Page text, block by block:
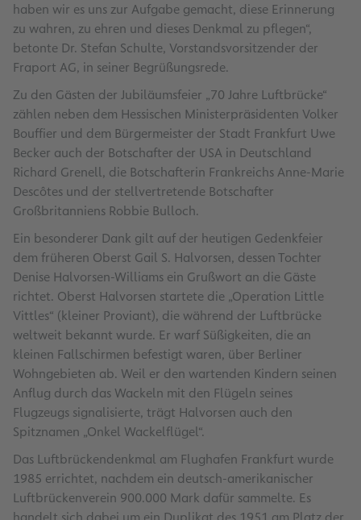
haben wir es uns zur Aufgabe gemacht, diese Erinnerung
zu wahren, zu ehren und dieses Denkmal zu pflegen“,
betonte Dr. Stefan Schulte, Vorstandsvorsitzender der
Fraport AG, in seiner Begrüßungsrede.
Zu den Gästen der Jubiläumsfeier „70 Jahre Luftbrücke“
zählen neben dem Hessischen Ministerpräsidenten Volker
Bouffier und dem Bürgermeister der Stadt Frankfurt Uwe
Becker auch der Botschafter der USA in Deutschland
Richard Grenell, die Botschafterin Frankreichs Anne-Marie
Descôtes und der stellvertretende Botschafter
Großbritanniens Robbie Bulloch.
Ein besonderer Dank gilt auf der heutigen Gedenkfeier
dem früheren Oberst Gail S. Halvorsen, dessen Tochter
Denise Halvorsen-Williams ein Grußwort an die Gäste
richtet. Oberst Halvorsen startete die „Operation Little
Vittles“ (kleiner Proviant), die während der Luftbrücke
weltweit bekannt wurde. Er warf Süßigkeiten, die an
kleinen Fallschirmen befestigt waren, über Berliner
Wohngebieten ab. Weil er den wartenden Kindern seinen
Anflug durch das Wackeln mit den Flügeln seines
Flugzeugs signalisierte, trägt Halvorsen auch den
Spitznamen „Onkel Wackelflügel“.
Das Luftbrückendenkmal am Flughafen Frankfurt wurde
1985 errichtet, nachdem ein deutsch-amerikanischer
Luftbrückenverein 900.000 Mark dafür sammelte. Es